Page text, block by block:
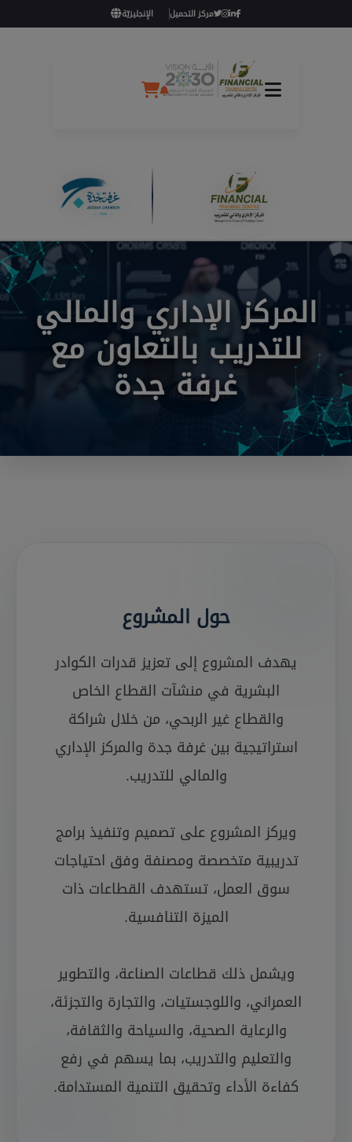
مركز التحميل الإنجليزيّة
المركز الإداري والمالي
للتدريب بالتعاون مع
غرفة جدة
حول المشروع
يهدف المشروع إلى تعزيز قدرات الكوادر
البشرية في منشآت القطاع الخاص
والقطاع غير الربحي، من خلال شراكة
استراتيجية بين غرفة جدة والمركز الإداري
والمالي للتدريب.
ويركز المشروع على تصميم وتنفيذ برامج
تدريبية متخصصة ومصنفة وفق احتياجات
سوق العمل، تستهدف القطاعات ذات
الميزة التنافسية.
ويشمل ذلك قطاعات الصناعة، والتطوير
العمراني، واللوجستيات، والتجارة والتجزئة،
والرعاية الصحية، والسياحة والثقافة،
والتعليم والتدريب، بما يسهم في رفع
كفاءة الأداء وتحقيق التنمية المستدامة.